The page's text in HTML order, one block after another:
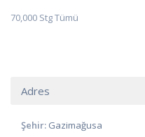
70,000 Stg Tümü
Adres
Şehir: Gazimağusa